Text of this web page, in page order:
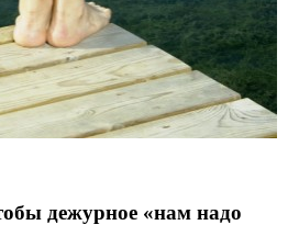
дежурное «нам надо